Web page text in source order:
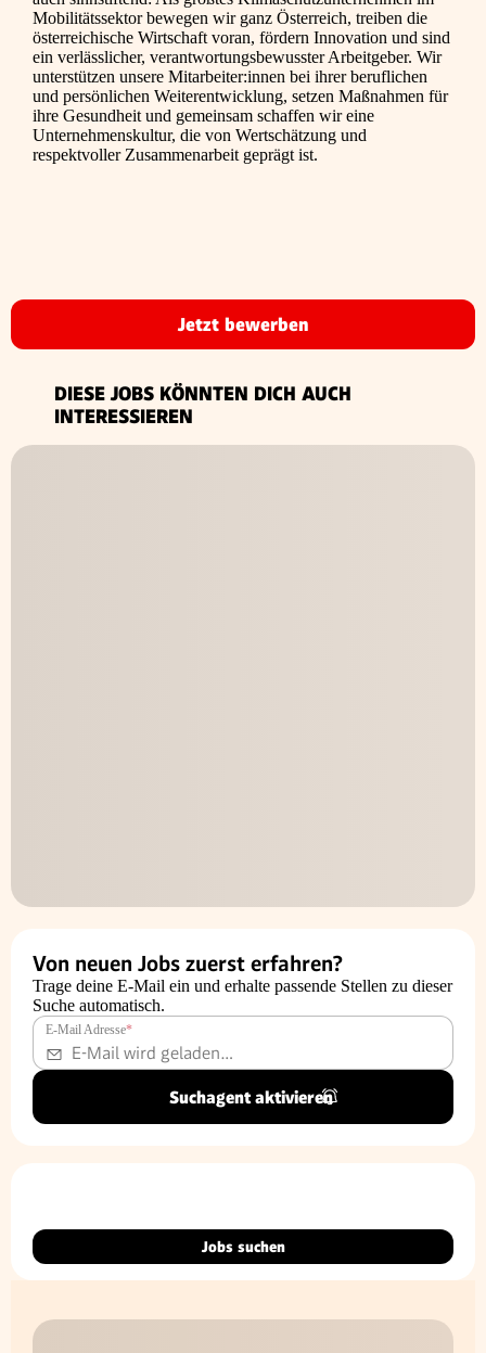
Mobilitätssektor bewegen wir ganz Österreich, treiben die
österreichische Wirtschaft voran, fördern Innovation und sind
ein verlässlicher, verantwortungsbewusster Arbeitgeber. Wir
unterstützen unsere Mitarbeiter:innen bei ihrer beruflichen
und persönlichen Weiterentwicklung, setzen Maßnahmen für
ihre Gesundheit und gemeinsam schaffen wir eine
Unternehmenskultur, die von Wertschätzung und
respektvoller Zusammenarbeit geprägt ist.
Jetzt bewerben
DIESE JOBS KÖNNTEN DICH AUCH
INTERESSIEREN
Von neuen Jobs zuerst erfahren?
Trage deine E-Mail ein und erhalte passende Stellen zu dieser
Suche automatisch.
E-Mail Adresse*
Suchagent aktivieren
Jobs suchen